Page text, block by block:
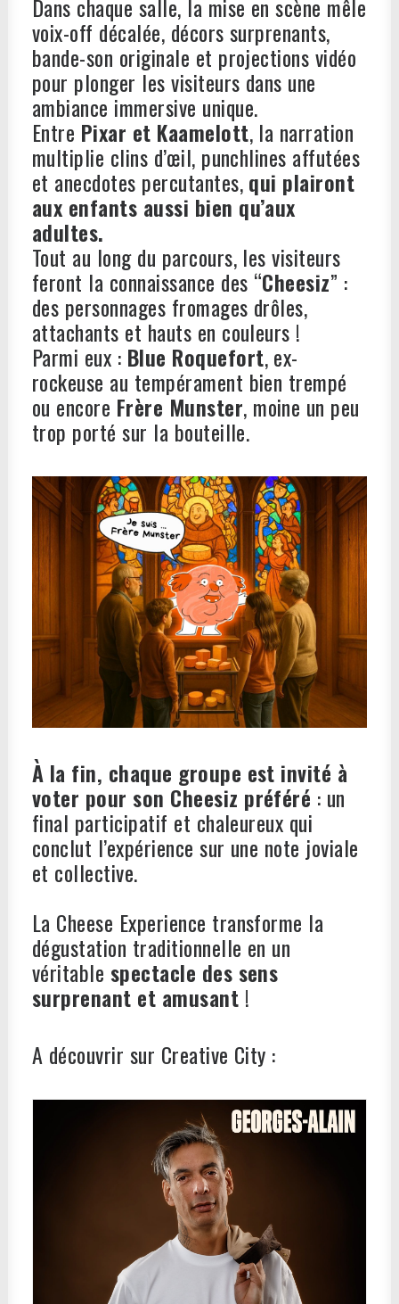
Dans chaque salle, la mise en scène mêle
voix-off décalée, décors surprenants,
bande-son originale et projections vidéo
pour plonger les visiteurs dans une
ambiance immersive unique.
Entre Pixar et Kaamelott, la narration
multiplie clins d’œil, punchlines affutées
et anecdotes percutantes,qui plairont
aux enfants aussi bien qu’aux
adultes.
Tout au long du parcours, les visiteurs
feront la connaissance des “Cheesiz” :
des personnages fromages drôles,
attachants et hauts en couleurs !
Parmi eux : Blue Roquefort, ex-
rockeuse au tempérament bien trempé
ou encore Frère Munster, moine un peu
trop porté sur la bouteille.
À la fin, chaque groupe est invité à
voter pour son Cheesiz préféré : un
final participatif et chaleureux qui
conclut l’expérience sur une note joviale
et collective.
La Cheese Experience transforme la
dégustation traditionnelle en un
véritable spectacle des sens
surprenant et amusant !
A découvrir sur Creative City :